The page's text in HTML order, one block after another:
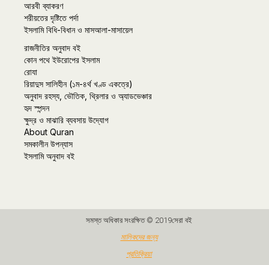
আরবী ব্যাকরণ
শরীয়তের দৃষ্টিতে পর্দা
ইসলামি বিধি-বিধান ও মাসআলা-মাসায়েল
রাজনীতির অনুবাদ বই
কোন পথে ইউরোপের ইসলাম
রোযা
রিয়াদুস সালিহীন (১ম-৪র্থ খণ্ড একত্রে)
অনুবাদ রহস্য, ভৌতিক, থ্রিলার ও অ্যাডভেঞ্চার
হৃদ স্পন্দন
ক্ষুদ্র ও মাঝারি ব্যবসায় উদ্যোগ
About Quran
সমকালীন উপন্যাস
ইসলামি অনুবাদ বই
সমস্ত অধিকার সংরক্ষিত © 2019সেরা বই
মালিকদের জন্য
প্রতিক্রিয়া